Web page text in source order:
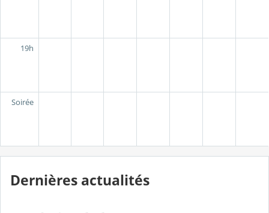
19h
Soirée
Dernières actualités